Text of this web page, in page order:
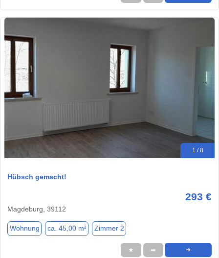
1 / 8
Hübsch gemacht!
293 €
Magdeburg, 39112
Wohnung ca. 45,00 m² Zimmer 2
★ ➦ ➜